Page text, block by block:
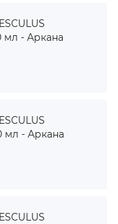
мл - Аркана
мл - Аркана